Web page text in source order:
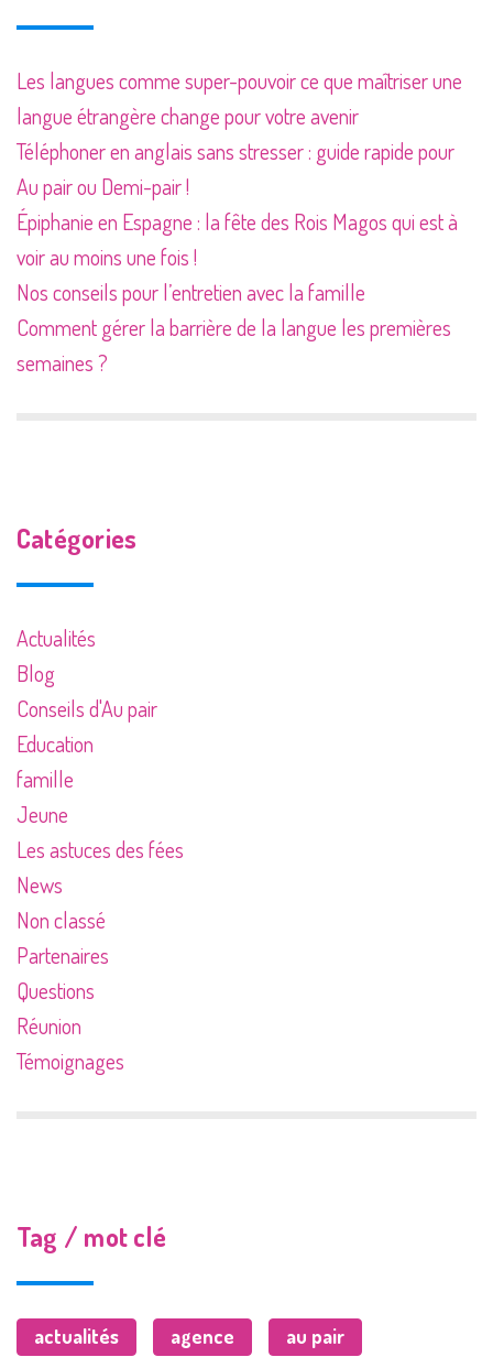
Les langues comme super-pouvoir ce que maîtriser une
langue étrangère change pour votre avenir
Téléphoner en anglais sans stresser : guide rapide pour
Au pair ou Demi-pair !
Épiphanie en Espagne : la fête des Rois Magos qui est à
voir au moins une fois !
Nos conseils pour l’entretien avec la famille
Comment gérer la barrière de la langue les premières
semaines ?
Catégories
Actualités
Blog
Conseils d'Au pair
Education
famille
Jeune
Les astuces des fées
News
Non classé
Partenaires
Questions
Réunion
Témoignages
Tag / mot clé
actualités agence au pair